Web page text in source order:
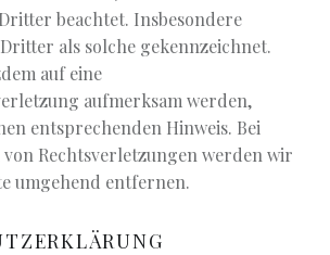
beachtet. Insbesondere
als solche gekennzeichnet.
auf eine
aufmerksam werden,
entsprechenden Hinweis. Bei
Rechtsverletzungen werden wir
umgehend entfernen.